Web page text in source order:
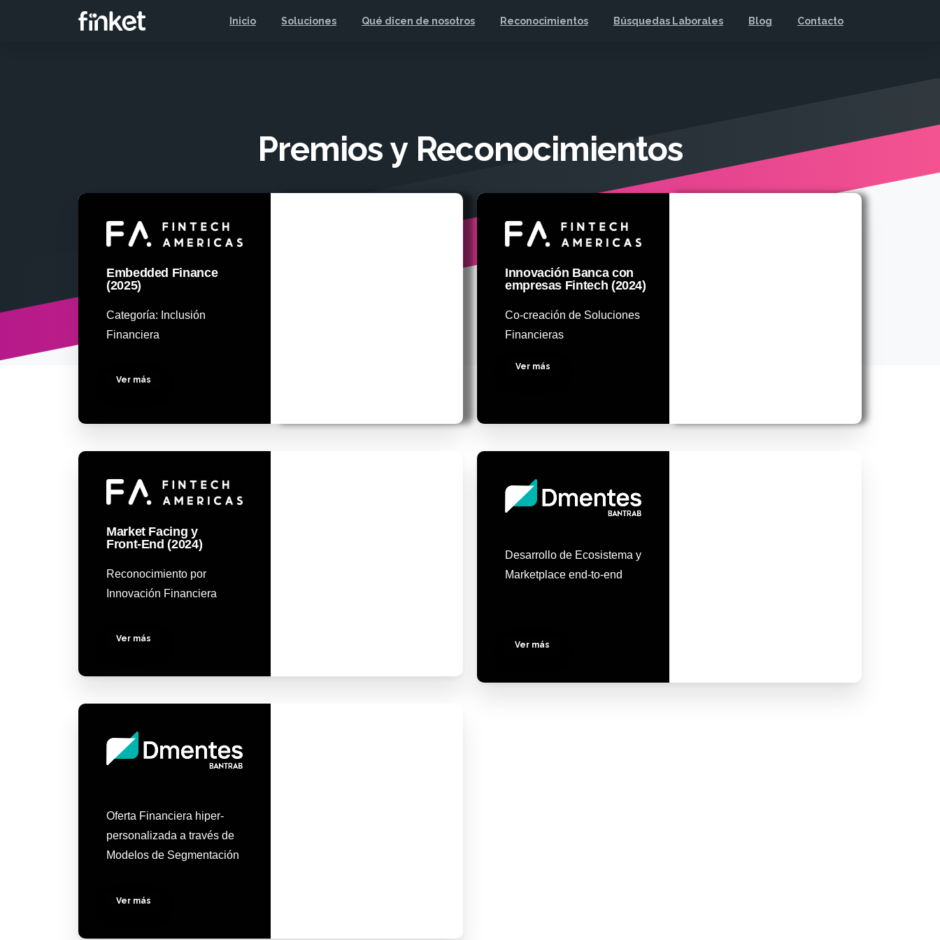
Inicio Soluciones Qué dicen de nosotros Reconocimientos Búsquedas Laborales Blog Contacto
Premios y Reconocimientos
Embedded Finance
(2025)
Categoría: Inclusión
Financiera
Ver más
Market Facing y
Front-End (2024)
Reconocimiento por
Innovación Financiera
Ver más
Oferta Financiera hiper-
personalizada a través de
Modelos de Segmentación
Ver más
Innovación Banca con
empresas Fintech (2024)
Co-creación de Soluciones
Financieras
Ver más
Desarrollo de Ecosistema y
Marketplace end-to-end
Ver más